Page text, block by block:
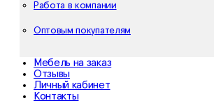
Работа в компании
Оптовым покупателям
Мебель на заказ
Отзывы
Личный кабинет
Контакты